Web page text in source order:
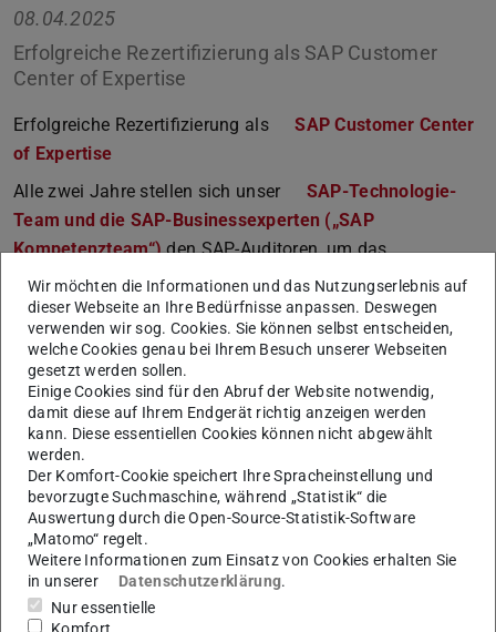
08.04.2025
Erfolgreiche Rezertifizierung als SAP Customer
Center of Expertise
Erfolgreiche Rezertifizierung als
SAP Customer Center
of Expertise
Alle zwei Jahre stellen sich unser
SAP-Technologie-
Team und die SAP-Businessexperten („SAP
Kompetenzteam“)den SAP-Auditoren, um das
Qualitätssiegel als SAP Customer Center of Expertise zu
erlangen. Seit nunmehr acht Jahren halten wir diese
Zertifizierung erfolgreich aufrecht – ein klarer Beleg für
unsere nachhaltige SAP-Expertise.
Das SAP CCoE bildet die Schnittstelle zwischen den
Nutzenden und den für die in SAP abgebildeten Prozesse
der Universität und bündelt das vorhandene SAP
Expertenwissen an der TU Darmstadt. Im Fokus der SAP-
Zertifizierung stehen SAP-Themen wie IT-Systembetrieb,
Support sowie Prozesse.
Neu hat sich dabei der Schwerpunkt hin zum Einsatz
neuer cloudbasierter Technologien verschoben, sowie die
Wir möchten die Informationen und das Nutzungserlebnis auf
dieser Webseite an Ihre Bedürfnisse anpassen. Deswegen
verwenden wir sog. Cookies. Sie können selbst entscheiden,
welche Cookies genau bei Ihrem Besuch unserer Webseiten
gesetzt werden sollen.
Einige Cookies sind für den Abruf der Website notwendig,
damit diese auf Ihrem Endgerät richtig anzeigen werden
kann. Diese essentiellen Cookies können nicht abgewählt
werden.
Der Komfort-Cookie speichert Ihre Spracheinstellung und
bevorzugte Suchmaschine, während „Statistik“ die
Auswertung durch die Open-Source-Statistik-Software
„Matomo“ regelt.
Weitere Informationen zum Einsatz von Cookies erhalten Sie
in unserer
Datenschutzerklärung.
Nur essentielle
Komfort